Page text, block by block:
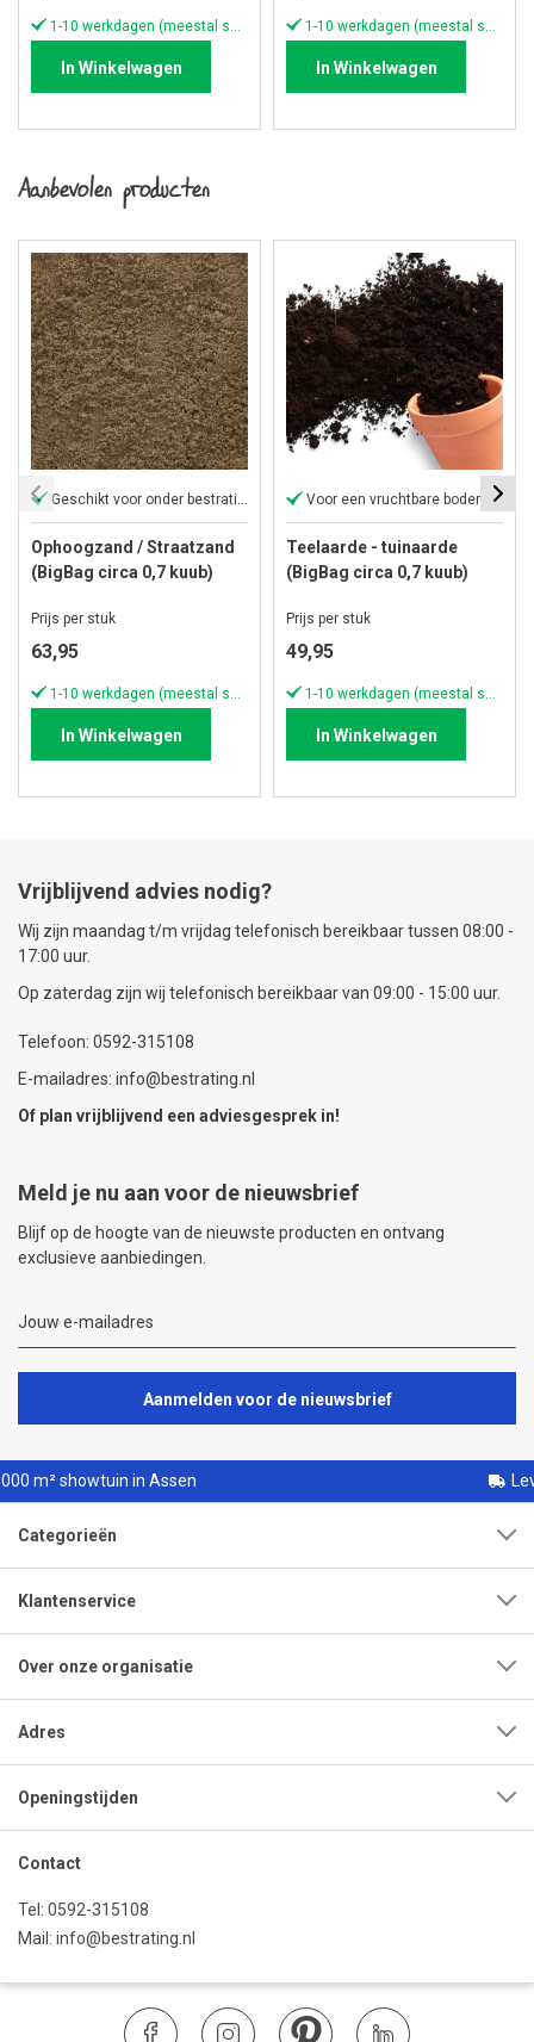
In Winkelwagen In Winkelwagen
Aanbevolen producten
Geschikt voor onder bestrating
Ophoogzand / Straatzand
(BigBag circa 0,7 kuub)
Prijs per stuk
63,95
In Winkelwagen
Voor een vruchtbare bodem
Teelaarde - tuinaarde
(BigBag circa 0,7 kuub)
Prijs per stuk
49,95
In Winkelwagen
Vrijblijvend advies nodig?
Wij zijn maandag t/m vrijdag telefonisch bereikbaar tussen 08:00 -
17:00 uur.
Op zaterdag zijn wij telefonisch bereikbaar van 09:00 - 15:00 uur.
Telefoon: 0592-315108
E-mailadres: info@bestrating.nl
Of plan vrijblijvend een adviesgesprek in!
Meld je nu aan voor de nieuwsbrief
Blijf op de hoogte van de nieuwste producten en ontvang
exclusieve aanbiedingen.
Aanmelden voor de nieuwsbrief
in Assen Levering
Categorieën
Klantenservice
Over onze organisatie
Adres
Openingstijden
Contact
Tel: 0592-315108
Mail: info@bestrating.nl